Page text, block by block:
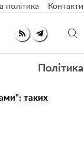
політика Контакти
Політика
таких